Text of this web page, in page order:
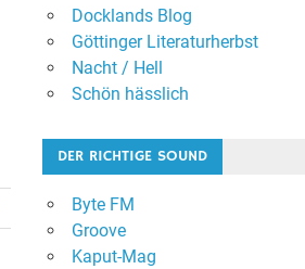
Docklands Blog
Göttinger Literaturherbst
Nacht / Hell
Schön hässlich
DER RICHTIGE SOUND
Byte FM
Groove
Kaput-Mag